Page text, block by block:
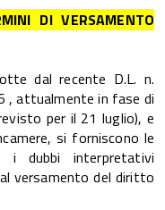
DI VERSAMENTO
dal recente D.L. n.
, attualmente in fase di
per il 21 luglio), e
si forniscono le
i dubbi interpretativi
versamento del diritto